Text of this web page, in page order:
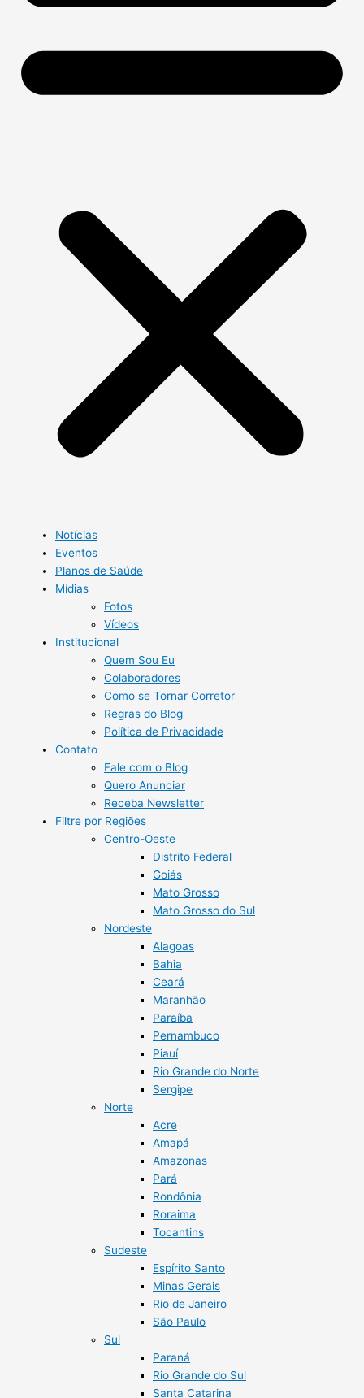
Notícias
Eventos
Planos de Saúde
Mídias
Fotos
Vídeos
Institucional
Quem Sou Eu
Colaboradores
Como se Tornar Corretor
Regras do Blog
Política de Privacidade
Contato
Fale com o Blog
Quero Anunciar
Receba Newsletter
Filtre por Regiões
Centro-Oeste
Distrito Federal
Goiás
Mato Grosso
Mato Grosso do Sul
Nordeste
Alagoas
Bahia
Ceará
Maranhão
Paraíba
Pernambuco
Piauí
Rio Grande do Norte
Sergipe
Norte
Acre
Amapá
Amazonas
Pará
Rondônia
Roraima
Tocantins
Sudeste
Espírito Santo
Minas Gerais
Rio de Janeiro
São Paulo
Sul
Paraná
Rio Grande do Sul
Santa Catarina